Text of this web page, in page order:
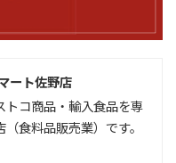
ート佐野店
トコ商品・輸入食品を専
食料品販売業）です。